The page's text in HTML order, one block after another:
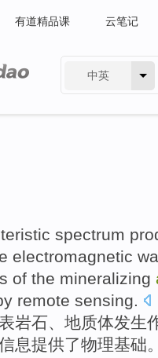
有道精品课 云笔记
中英
spectrum
electromagnetic
of the mineralizing
remote sensing.
岩石、地质体发生
息提供了物理基础